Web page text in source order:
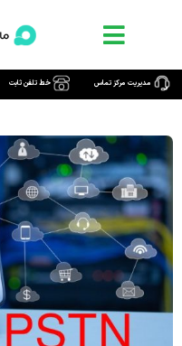
محتوامدیریت مرکز تماس خط تلفن ثابت